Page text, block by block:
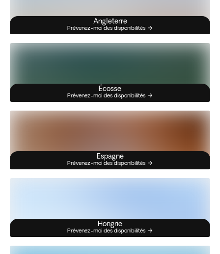
Angleterre
Prévenez-moi des disponibilités
Écosse
Prévenez-moi des disponibilités
Espagne
Prévenez-moi des disponibilités
Hongrie
Prévenez-moi des disponibilités